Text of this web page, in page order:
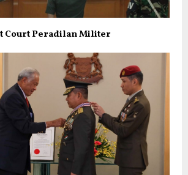
Court Peradilan Militer